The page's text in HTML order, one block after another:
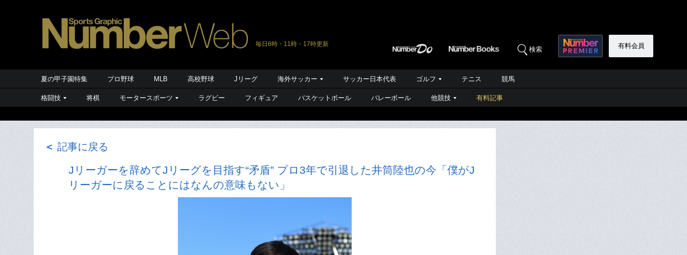
毎日6時・11時・17時更新
検索 有料会員
夏の甲子園特集 プロ野球 MLB 高校野球 Jリーグ 海外サッカー サッカー日本代表 ゴルフ テニス 競馬
格闘技 将棋 モータースポーツ ラグビー フィギュア バスケットボール バレーボール 他競技 有料記事
＜ 記事に戻る
Jリーガーを辞めてJリーグを目指す“矛盾” プロ3年で引退した井筒陸也の今「僕がJ
リーガーに戻ることにはなんの意味もない」